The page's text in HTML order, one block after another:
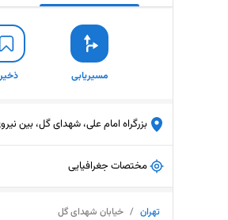
مسیریابی
بزرگراه امام علی، شهدای گل، بین
مختصات جغرافیایی
تهران / خیابان شهدای گل